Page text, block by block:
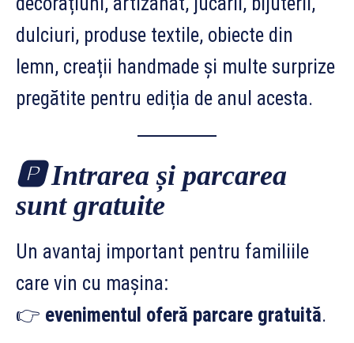
dulciuri, produse textile, obiecte din
lemn, creații handmade și multe surprize
pregătite pentru ediția de anul acesta.
🅿️Intrarea și parcarea
sunt gratuite
Un avantaj important pentru familiile
care vin cu mașina:
👉 evenimentul oferă parcare gratuită.